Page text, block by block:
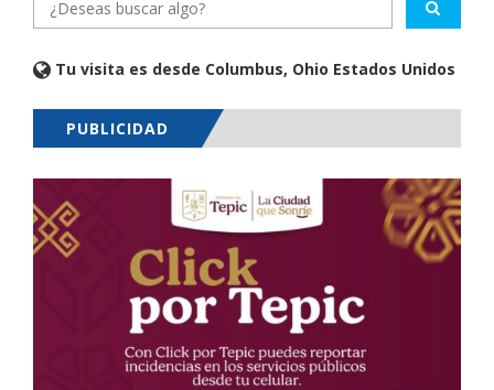
Tu visita es desde Columbus, Ohio Estados Unidos
PUBLICIDAD